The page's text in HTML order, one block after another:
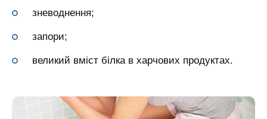
зневоднення;
запори;
великий вміст білка в харчових продуктах.